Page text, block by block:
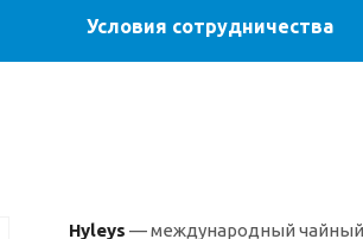
Условия сотрудничества
Hyleys — международный чайный